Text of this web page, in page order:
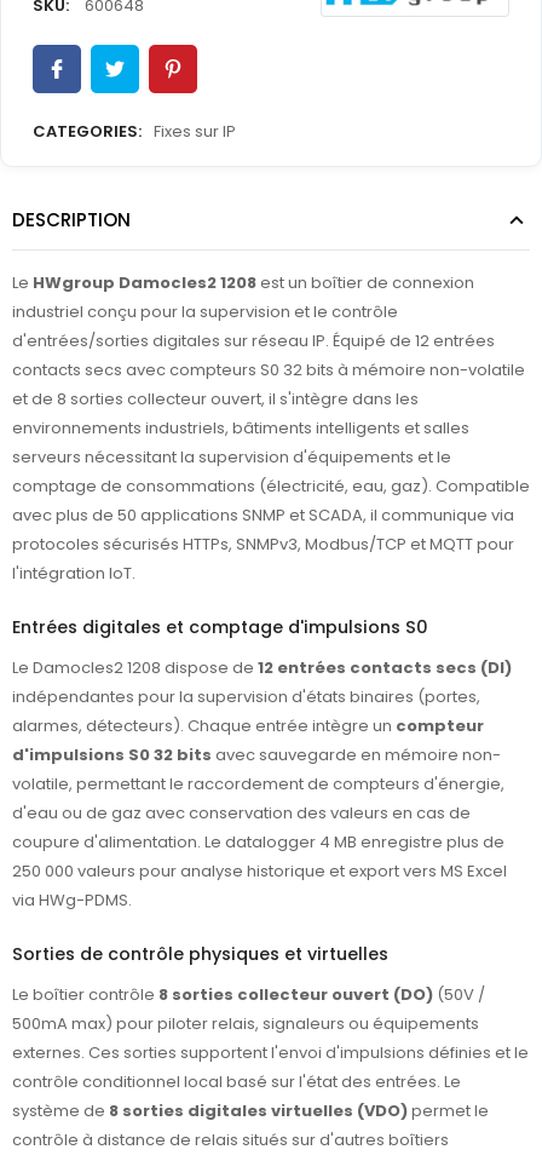
SKU:
600648
CATEGORIES: Fixes sur IP
DESCRIPTION
Le HWgroup Damocles2 1208est un boîtier de connexion
industriel conçu pour la supervision et le contrôle
d'entrées/sorties digitales sur réseau IP. Équipé de 12 entrées
contacts secs avec compteurs S0 32 bits à mémoire non-volatile
et de 8 sorties collecteur ouvert, il s'intègre dans les
environnements industriels, bâtiments intelligents et salles
serveurs nécessitant la supervision d'équipements et le
comptage de consommations (électricité, eau, gaz). Compatible
avec plus de 50 applications SNMP et SCADA, il communique via
protocoles sécurisés HTTPs, SNMPv3, Modbus/TCP et MQTT pour
l'intégration IoT.
Entrées digitales et comptage d'impulsions S0
Le Damocles2 1208 dispose de 12 entrées contacts secs (DI)
indépendantes pour la supervision d'états binaires (portes,
alarmes, détecteurs). Chaque entrée intègre un compteur
d'impulsions S0 32 bits avec sauvegarde en mémoire non-
volatile, permettant le raccordement de compteurs d'énergie,
d'eau ou de gaz avec conservation des valeurs en cas de
coupure d'alimentation. Le datalogger 4 MB enregistre plus de
250 000 valeurs pour analyse historique et export vers MS Excel
via HWg-PDMS.
Sorties de contrôle physiques et virtuelles
Le boîtier contrôle 8 sorties collecteur ouvert (DO) (50V /
500mA max) pour piloter relais, signaleurs ou équipements
externes. Ces sorties supportent l'envoi d'impulsions définies et le
contrôle conditionnel local basé sur l'état des entrées. Le
système de 8 sorties digitales virtuelles (VDO)permet le
contrôle à distance de relais situés sur d'autres boîtiers